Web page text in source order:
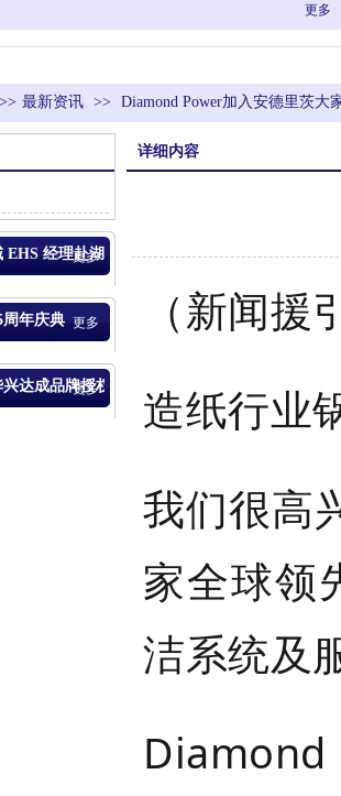
更多
>> 最新资讯 >> Diamond Power加入安德里茨大
EHS 经理赴湖北合作供应商开展安全
更多
周年庆典 更多
达成品牌授权合作
更多
详细内容
（新闻援
造纸行业
我们很高
家全球领
洁系统及
Diamond